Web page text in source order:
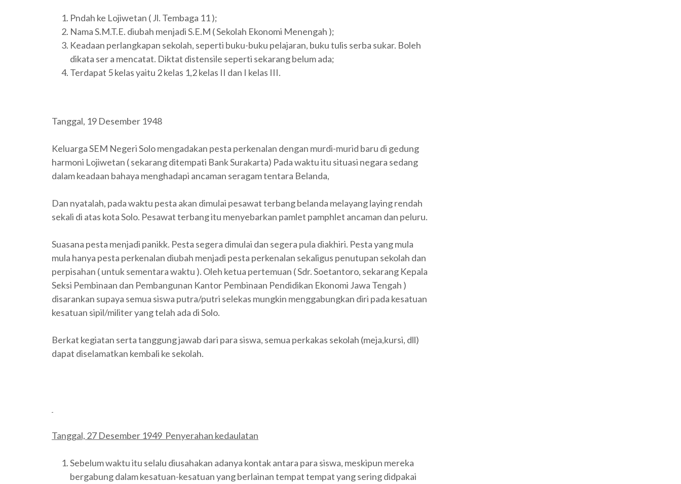
Pndah ke Lojiwetan ( Jl. Tembaga 11 );
Nama S.M.T.E. diubah menjadi S.E.M ( Sekolah Ekonomi Menengah );
Keadaan perlangkapan sekolah, seperti buku-buku pelajaran, buku tulis serba sukar. Boleh
dikata ser a mencatat. Diktat distensile seperti sekarang belum ada;
Terdapat 5 kelas yaitu 2 kelas 1,2 kelas II dan I kelas III.
Tanggal, 19 Desember 1948
Keluarga SEM Negeri Solo mengadakan pesta perkenalan dengan murdi-murid baru di gedung
harmoni Lojiwetan ( sekarang ditempati Bank Surakarta) Pada waktu itu situasi negara sedang
dalam keadaan bahaya menghadapi ancaman seragam tentara Belanda,
Dan nyatalah, pada waktu pesta akan dimulai pesawat terbang belanda melayang laying rendah
sekali di atas kota Solo. Pesawat terbang itu menyebarkan pamlet pamphlet ancaman dan peluru.
Suasana pesta menjadi panikk. Pesta segera dimulai dan segera pula diakhiri. Pesta yang mula
mula hanya pesta perkenalan diubah menjadi pesta perkenalan sekaligus penutupan sekolah dan
perpisahan ( untuk sementara waktu ). Oleh ketua pertemuan ( Sdr. Soetantoro, sekarang Kepala
Seksi Pembinaan dan Pembangunan Kantor Pembinaan Pendidikan Ekonomi Jawa Tengah )
disarankan supaya semua siswa putra/putri selekas mungkin menggabungkan diri pada kesatuan
kesatuan sipil/militer yang telah ada di Solo.
Berkat kegiatan serta tanggung jawab dari para siswa, semua perkakas sekolah (meja,kursi, dll)
dapat diselamatkan kembali ke sekolah.
Tanggal, 27 Desember 1949 Penyerahan kedaulatan
Sebelum waktu itu selalu diusahakan adanya kontak antara para siswa, meskipun mereka
bergabung dalam kesatuan-kesatuan yang berlainan tempat tempat yang sering didpakai